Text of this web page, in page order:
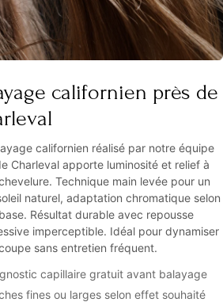
californien près de
californien réalisé par notre équipe
Charleval apporte luminosité et relief à
Technique main levée pour un
naturel, adaptation chromatique selon
Résultat durable avec repousse
imperceptible. Idéal pour dynamiser
sans entretien fréquent.
capillaire gratuit avant balayage
fines ou larges selon effet souhaité